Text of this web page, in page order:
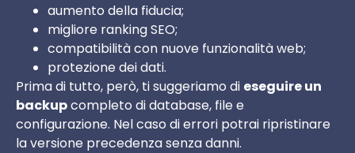
aumento della fiducia;
migliore ranking SEO;
compatibilità con nuove funzionalità web;
protezione dei dati.
Prima di tutto, però, ti suggeriamo di eseguire un
backupcompleto di database, file e
configurazione. Nel caso di errori potrai ripristinare
la versione precedenza senza danni.